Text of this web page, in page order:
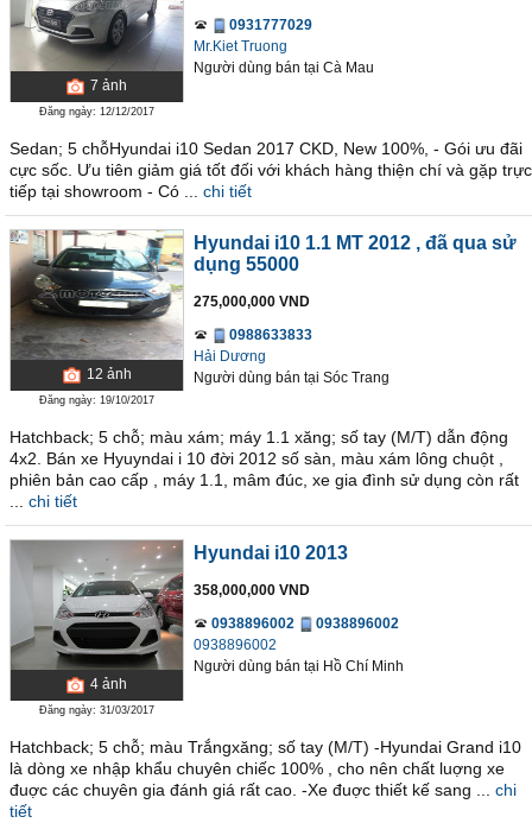
7 ảnh
Đăng ngày: 12/12/2017
0931777029
Mr.Kiet Truong
Người dùng bán tại Cà Mau
Sedan; 5 chỗHyundai i10 Sedan 2017 CKD, New 100%, - Gói ưu đãi
cực sốc. Ưu tiên giảm giá tốt đối với khách hàng thiện chí và gặp trực
tiếp tại showroom - Có ...
chi tiết
12 ảnh
Đăng ngày: 19/10/2017
Hyundai i10 1.1 MT 2012 , đã qua sử
dụng 55000
275,000,000 VND
0988633833
Hải Dương
Người dùng bán tại Sóc Trang
Hatchback; 5 chỗ; màu xám; máy 1.1 xăng; số tay (M/T) dẫn động
4x2. Bán xe Hyuyndai i 10 đời 2012 số sàn, màu xám lông chuột ,
phiên bản cao cấp , máy 1.1, mâm đúc, xe gia đình sử dụng còn rất
chi tiết
4 ảnh
Đăng ngày: 31/03/2017
Hyundai i10 2013
358,000,000 VND
0938896002
0938896002
0938896002
Người dùng bán tại Hồ Chí Minh
Hatchback; 5 chỗ; màu Trắngxăng; số tay (M/T) -Hyundai Grand i10
là dòng xe nhập khẩu chuyên chiếc 100% , cho nên chất luợng xe
đuợc các chuyên gia đánh giá rất cao. -Xe đuợc thiết kế sang ...
chi
tiết